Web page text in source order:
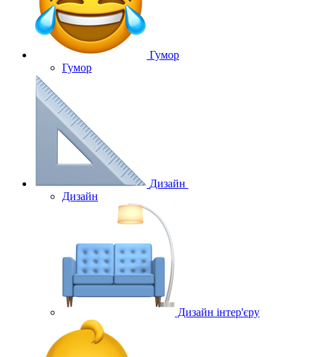
Гумор
Гумор
Дизайн
Дизайн
Дизайн інтер'єру